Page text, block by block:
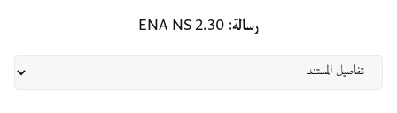
رسالة ENA NS 2.30